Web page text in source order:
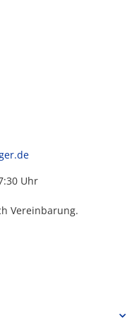
Uhr
Vereinbarung.